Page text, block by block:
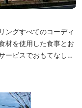
ングすべてのコーディ
材を使用した食事とお
ービスでおもてなしい